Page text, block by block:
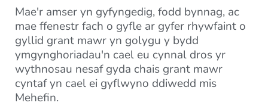
Mae'r amser yn gyfyngedig, fodd bynnag, ac
mae ffenestr fach o gyfle ar gyfer rhywfaint o
gyllid grant mawr yn golygu y bydd
ymgynghoriadau'n cael eu cynnal dros yr
wythnosau nesaf gyda chais grant mawr
cyntaf yn cael ei gyflwyno ddiwedd mis
Mehefin.